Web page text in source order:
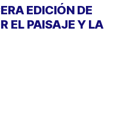
EDICIÓN DE
EL PAISAJE Y LA